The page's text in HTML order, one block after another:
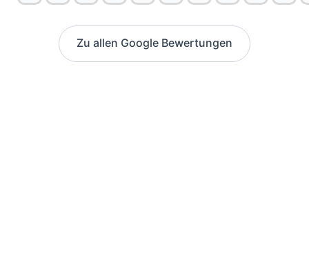
Zu allen Google Bewertungen